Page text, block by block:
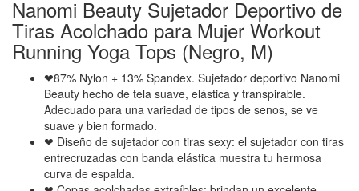
Nanomi Beauty Sujetador Deportivo de
Tiras Acolchado para Mujer Workout
Running Yoga Tops (Negro, M)
❤87% Nylon + 13% Spandex. Sujetador deportivo Nanomi
Beauty hecho de tela suave, elástica y transpirable.
Adecuado para una variedad de tipos de senos, se ve
suave y bien formado.
❤ Diseño de sujetador con tiras sexy: el sujetador con tiras
entrecruzadas con banda elástica muestra tu hermosa
curva de espalda.